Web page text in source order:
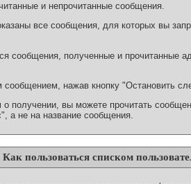
и непрочитанные сообщения.
все сообщения, для которых вы
сообщения, полученные и прочитанные
нажав кнопку "Остановить
получении, вы можете прочитать
а не на название сообщения.
Как пользоваться списком